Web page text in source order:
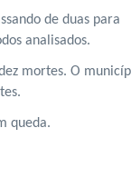
de duas para
analisados.
mortes. O
queda.